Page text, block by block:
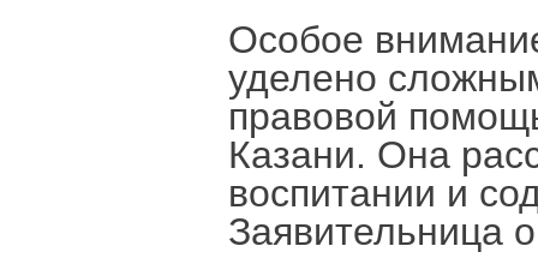
Особое
уделено
правовой
Казани. Она
воспитании и
Заявительница